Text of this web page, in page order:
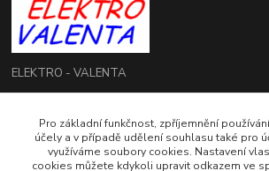
ELEKTRO - VALENTA
+420 774 207 980
Po - Pá: 8.00 - 16.00 hod.
Pro základní funkčnost, zpříjemnění
účely a v případě udělení souhlasu také pro
využíváme soubory cookies. Nastavení
cookies můžete kdykoli upravit odkazem ve